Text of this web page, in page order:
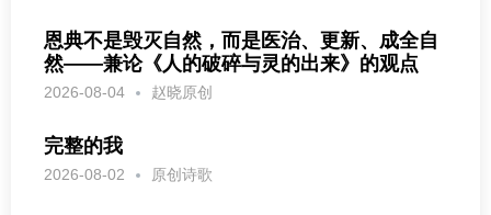
恩典不是毁灭自然，而是医治、更新、成全自
然——兼论《人的破碎与灵的出来》的观点
2026-08-04 赵晓原创
完整的我
2026-08-02 原创诗歌